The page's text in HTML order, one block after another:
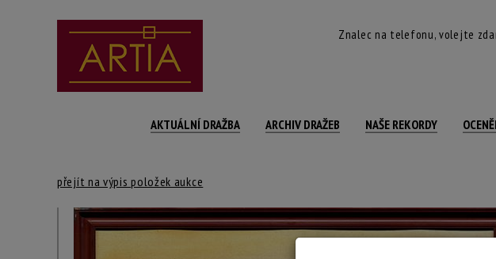
Znalec na telefonu, volejte
AKTUÁLNÍ DRAŽBA ARCHIV DRAŽEB NAŠE REKORDY
přejít na výpis položek aukce